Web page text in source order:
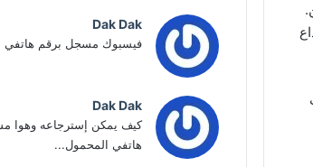
Dak Dak
فيسبوك مسجل برقم هاتفي
Dak Dak
كيف يمكن إسترجاعه وهوا
هاتفي المحمول...